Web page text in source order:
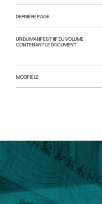
DERNIÈRE PAGE
URI DU MANIFEST IIIF DU VOLUME
CONTENANT LE DOCUMENT
MODIFIÉ LE